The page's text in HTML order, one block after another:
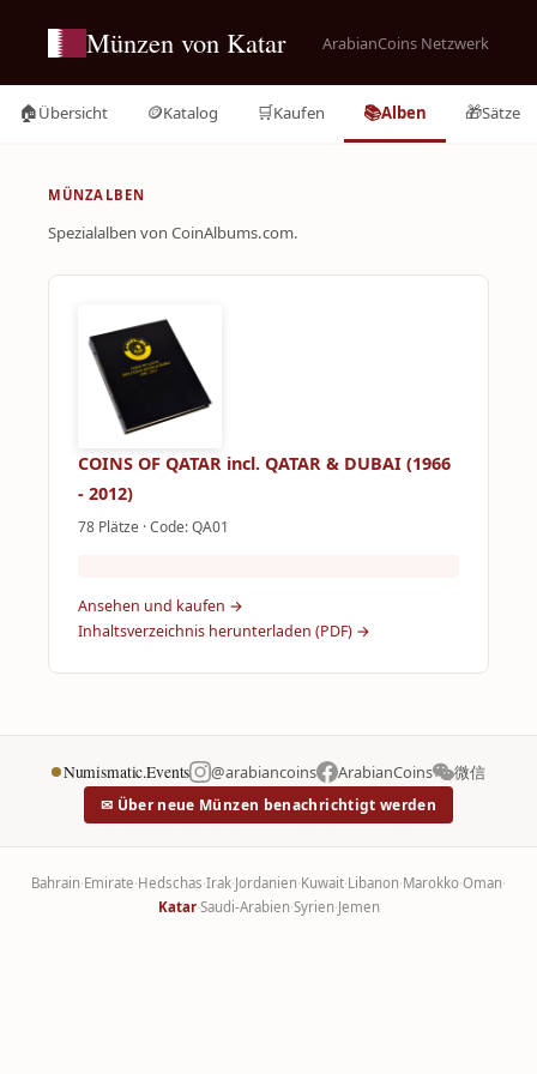
Münzen von Katar ArabianCoins Netzwerk
🏠Übersicht 🪙Katalog 🛒Kaufen 📚Alben 🎁Sätze
MÜNZALBEN
Spezialalben von CoinAlbums.com.
COINS OF QATAR incl. QATAR & DUBAI (1966
- 2012)
78 Plätze · Code: QA01
Ansehen und kaufen →
Inhaltsverzeichnis herunterladen (PDF) →
Numismatic.Events @arabiancoins ArabianCoins 微信
✉ Über neue Münzen benachrichtigt werden
Bahrain·Emirate·Hedschas·Irak·Jordanien·Kuwait·Libanon·Marokko·Oman·
Katar·Saudi-Arabien·Syrien·Jemen